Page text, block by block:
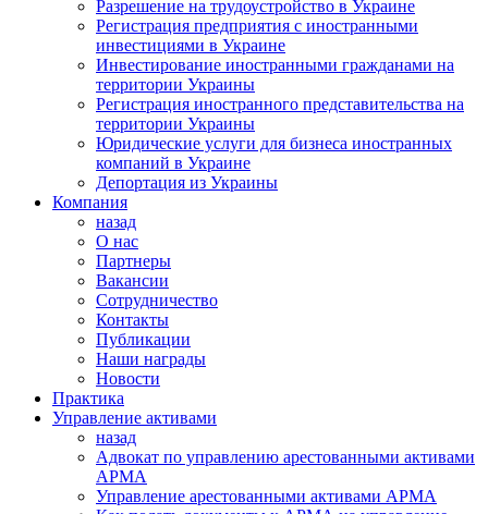
Разрешение на трудоустройство в Украине
Регистрация предприятия с иностранными
инвестициями в Украине
Инвестирование иностранными гражданами на
территории Украины
Регистрация иностранного представительства на
территории Украины
Юридические услуги для бизнеса иностранных
компаний в Украине
Депортация из Украины
Компания
назад
О нас
Партнеры
Вакансии
Сотрудничество
Контакты
Публикации
Наши награды
Новости
Практика
Управление активами
назад
Адвокат по управлению арестованными активами
АРМА
Управление арестованными активами АРМА